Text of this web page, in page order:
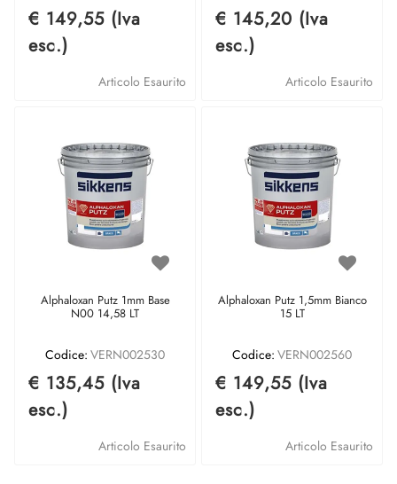
€ 149,55 (Iva
esc.)
Articolo Esaurito
€ 145,20 (Iva
esc.)
Articolo Esaurito
Alphaloxan Putz 1mm Base
N00 14,58 LT
Codice: VERN002530
€ 135,45 (Iva
esc.)
Articolo Esaurito
Alphaloxan Putz 1,5mm Bianco
15 LT
Codice: VERN002560
€ 149,55 (Iva
esc.)
Articolo Esaurito